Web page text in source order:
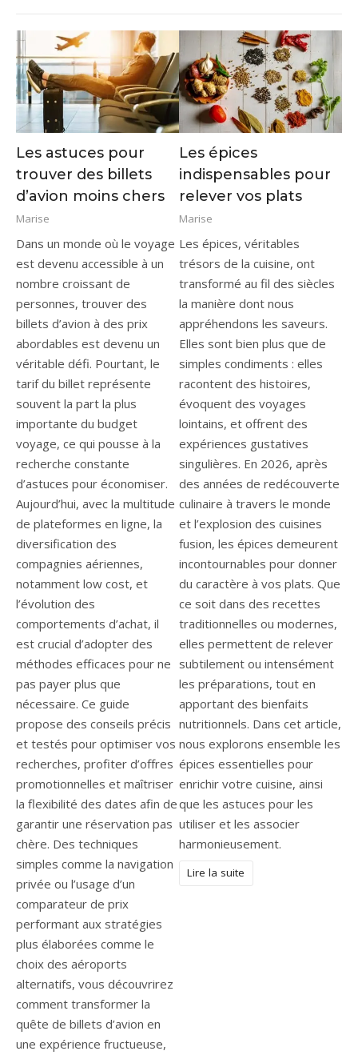
Les astuces pour
trouver des billets
d’avion moins chers
Marise
Dans un monde où le voyage
est devenu accessible à un
nombre croissant de
personnes, trouver des
billets d’avion à des prix
abordables est devenu un
véritable défi. Pourtant, le
tarif du billet représente
souvent la part la plus
importante du budget
voyage, ce qui pousse à la
recherche constante
d’astuces pour économiser.
Aujourd’hui, avec la multitude
de plateformes en ligne, la
diversification des
compagnies aériennes,
notamment low cost, et
l’évolution des
comportements d’achat, il
est crucial d’adopter des
méthodes efficaces pour ne
pas payer plus que
nécessaire. Ce guide
propose des conseils précis
et testés pour optimiser vos
recherches, profiter d’offres
promotionnelles et maîtriser
la flexibilité des dates afin de
garantir une réservation pas
chère. Des techniques
simples comme la navigation
privée ou l’usage d’un
comparateur de prix
performant aux stratégies
plus élaborées comme le
choix des aéroports
alternatifs, vous découvrirez
comment transformer la
quête de billets d’avion en
une expérience fructueuse,
Les épices
indispensables pour
relever vos plats
Marise
Les épices, véritables
trésors de la cuisine, ont
transformé au fil des siècles
la manière dont nous
appréhendons les saveurs.
Elles sont bien plus que de
simples condiments : elles
racontent des histoires,
évoquent des voyages
lointains, et offrent des
expériences gustatives
singulières. En 2026, après
des années de redécouverte
culinaire à travers le monde
et l’explosion des cuisines
fusion, les épices demeurent
incontournables pour donner
du caractère à vos plats. Que
ce soit dans des recettes
traditionnelles ou modernes,
elles permettent de relever
subtilement ou intensément
les préparations, tout en
apportant des bienfaits
nutritionnels. Dans cet article,
nous explorons ensemble les
épices essentielles pour
enrichir votre cuisine, ainsi
que les astuces pour les
utiliser et les associer
harmonieusement.
Lire la suite